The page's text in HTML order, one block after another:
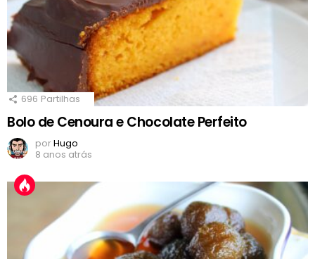
696 Partilhas
Bolo de Cenoura e Chocolate Perfeito
porHugo
8 anos atrás